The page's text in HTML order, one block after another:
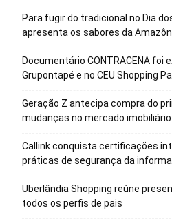
Para fugir do tradicional no Dia
apresenta os sabores da
Documentário CONTRACENA foi
Grupontapé e no CEU Shopping
Geração Z antecipa compra do
mudanças no mercado imobiliário
Callink conquista certificações
práticas de segurança da
Uberlândia Shopping reúne
todos os perfis de pais